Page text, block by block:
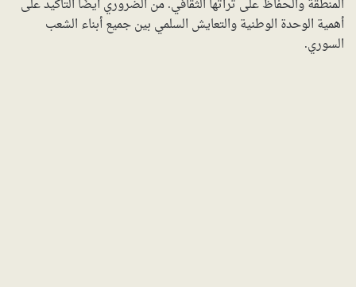
المنطقة والحفاظ على تراثها الثقافي. من الضروري أيضًا التأكيد على
أهمية الوحدة الوطنية والتعايش السلمي بين جميع أبناء الشعب
السوري.